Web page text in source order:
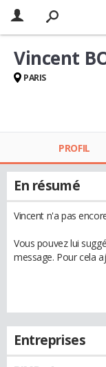
Vincent
PARIS
PROFIL
En résumé
Vincent n'a pas
Vous pouvez lui
message. Pour cela
Entreprises